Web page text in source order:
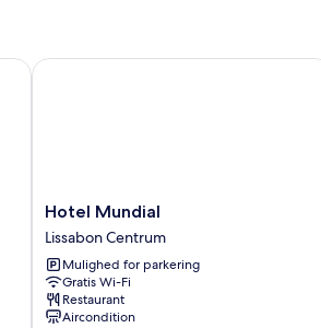
Hotel
Mundial
Lissabon
Centrum
Hotel Mundial
Lissabon Centrum
Mulighed for parkering
Gratis Wi-Fi
Restaurant
Aircondition
Hotel Mundial